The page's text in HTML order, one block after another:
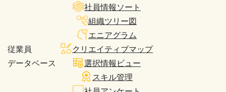
従業員
データベース
社員情報ソート
組織ツリー図
エニアグラム
クリエイティブマップ
選択情報ビュー
スキル管理